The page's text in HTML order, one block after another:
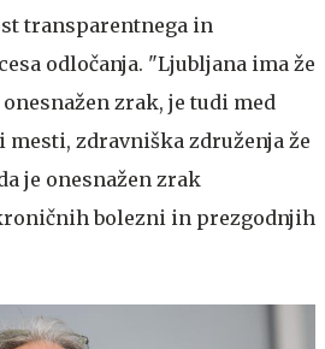
transparentnega in
odločanja. "Ljubljana ima že
zrak, je tudi med
zdravniška združenja že
je onesnažen zrak
bolezni in prezgodnjih